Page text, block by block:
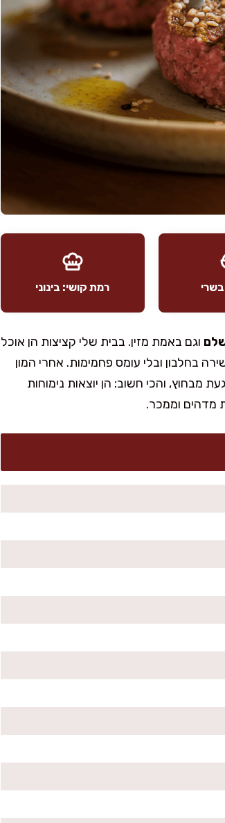
רמת קושי: בינוני
וגם באמת מזין. בבית שלי קציצות הן אוכל
בחלבון ובלי עומס פחמימות. אחרי המון
מבחוץ, והכי חשוב: הן יוצאות נימוחות
מדהים וממכר.